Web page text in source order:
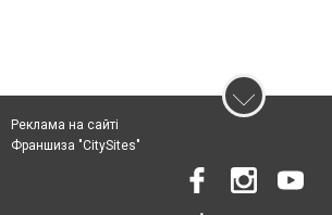
Реклама на сайті
Франшиза "CitySites"